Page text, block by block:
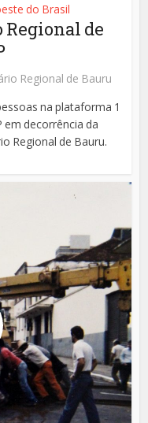
do Brasil
de
Regional de Bauru
na plataforma 1
em decorrência da
Regional de Bauru.